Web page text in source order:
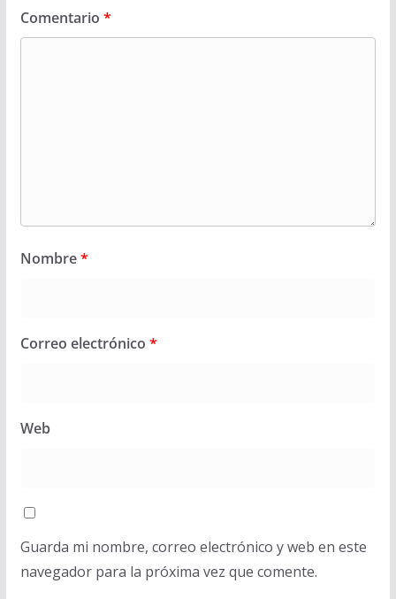
Comentario *
Nombre*
Correo electrónico *
Web
Guarda mi nombre, correo electrónico y web en este
navegador para la próxima vez que comente.